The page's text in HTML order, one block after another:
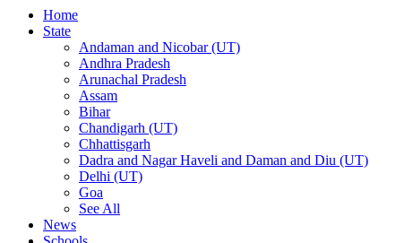
Home
State
Andaman and Nicobar (UT)
Andhra Pradesh
Arunachal Pradesh
Assam
Bihar
Chandigarh (UT)
Chhattisgarh
Dadra and Nagar Haveli and Daman and Diu (UT)
Delhi (UT)
Goa
See All
News